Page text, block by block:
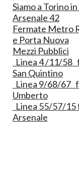
Siamo a Torino in
Arsenale 42
Fermate Metro
e Porta Nuova
Mezzi Pubblici
Linea 4 /11/58
San Quintino
Linea 9/68/67
Umberto
Linea 55/57/15
Arsenale